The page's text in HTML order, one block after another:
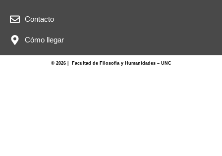
Contacto
Cómo llegar
© 2026 | Facultad de Filosofía y Humanidades – UNC